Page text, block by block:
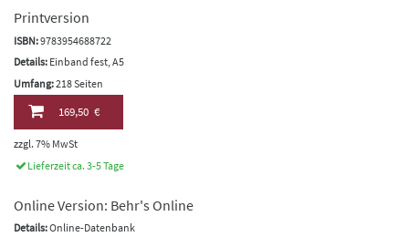
Printversion
ISBN:9783954688722
Details: Einband fest, A5
Umfang:218 Seiten
169,50 €
zzgl. 7% MwSt
Lieferzeit ca. 3-5 Tage
Online Version: Behr's Online
Details:Online-Datenbank